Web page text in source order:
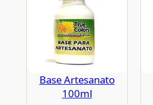
Base Artesanato
100ml